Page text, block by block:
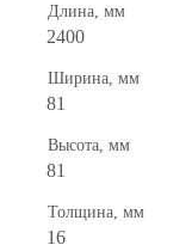
Длина, мм
2400
Ширина, мм
81
Высота, мм
81
Толщина, мм
16